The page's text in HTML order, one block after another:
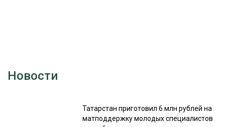
Новости
Татарстан приготовил 6 млн рублей на
матподдержку молодых специалистов